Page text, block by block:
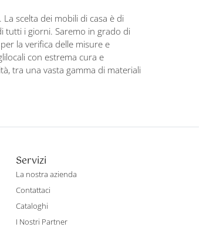
scelta dei mobili di casa è di
tutti i giorni. Saremo in grado di
la verifica delle misure e
con estrema cura e
tra una vasta gamma di materiali
Servizi
La nostra azienda
Contattaci
Cataloghi
I Nostri Partner